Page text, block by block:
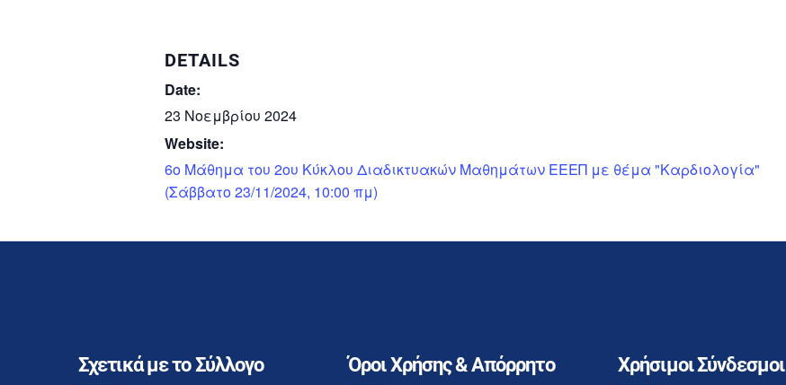
DETAILS
Date:
23 Νοεμβρίου 2024
Website:
6o Μάθημα του 2ου Κύκλου Διαδικτυακών Μαθημάτων ΕΕΕΠ με θέμα "Καρδιολογία"
(Σάββατο 23/11/2024, 10:00 πμ)
Σχετικά με το Σύλλογο Όροι Χρήσης & Απόρρητο Χρήσιμοι Σύνδεσμοι